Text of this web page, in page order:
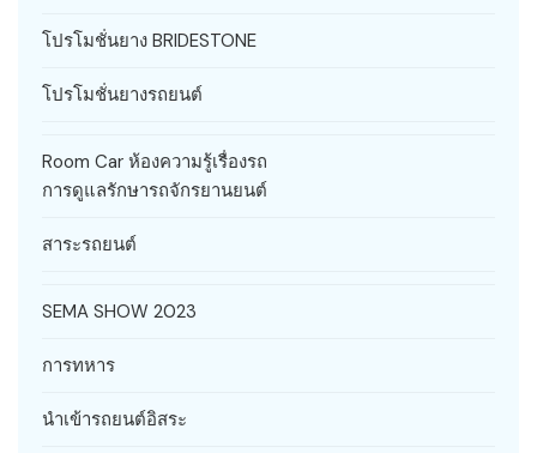
โปรโมชั่นยาง BRIDESTONE
โปรโมชั่นยางรถยนต์
Room Car ห้องความรู้เรื่องรถ
การดูแลรักษารถจักรยานยนต์
สาระรถยนต์
SEMA SHOW 2023
การทหาร
นำเข้ารถยนต์อิสระ